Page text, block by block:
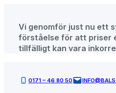
innehåll
Vi genomför just nu ett
förståelse för att priser
tillfälligt kan vara
0171 – 46 80 50